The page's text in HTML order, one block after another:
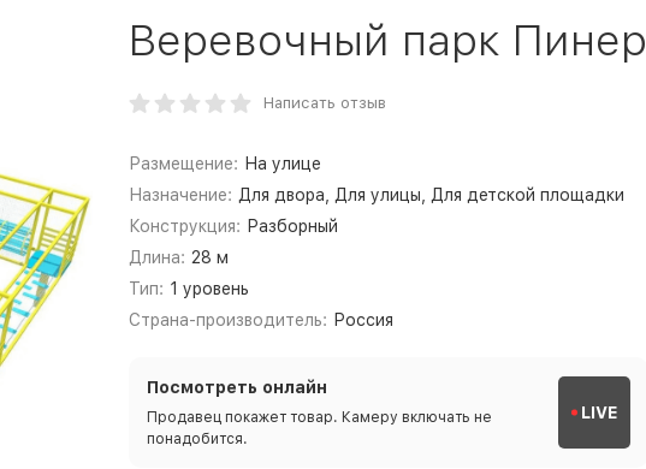
Веревочный парк Пинер
Написать отзыв
Размещение: На улице
Назначение: Для двора, Для улицы, Для детской площадки
Конструкция: Разборный
Длина: 28 м
Тип: 1 уровень
Страна-производитель: Россия
Посмотреть онлайн
Продавец покажет товар. Камеру включать не
понадобится.
LIVE